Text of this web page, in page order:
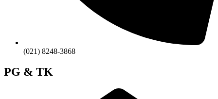
(021) 8248-3868
PG & TK